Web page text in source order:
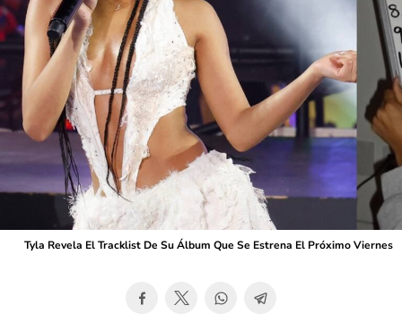
Tyla Revela El Tracklist De Su Álbum Que Se Estrena El Próximo Viernes